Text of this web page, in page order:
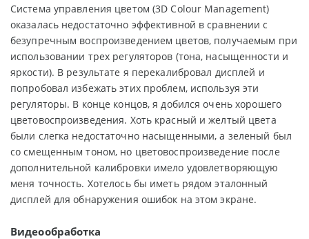
Система управления цветом (3D Colour Management)
оказалась недостаточно эффективной в сравнении с
безупречным воспроизведением цветов, получаемым при
использовании трех регуляторов (тона, насыщенности и
яркости). В результате я перекалибровал дисплей и
попробовал избежать этих проблем, используя эти
регуляторы. В конце концов, я добился очень хорошего
цветовоспроизведения. Хоть красный и желтый цвета
были слегка недостаточно насыщенными, а зеленый был
со смещенным тоном, но цветовоспроизведение после
дополнительной калибровки имело удовлетворяющую
меня точность. Хотелось бы иметь рядом эталонный
дисплей для обнаружения ошибок на этом экране.
Видеообработка